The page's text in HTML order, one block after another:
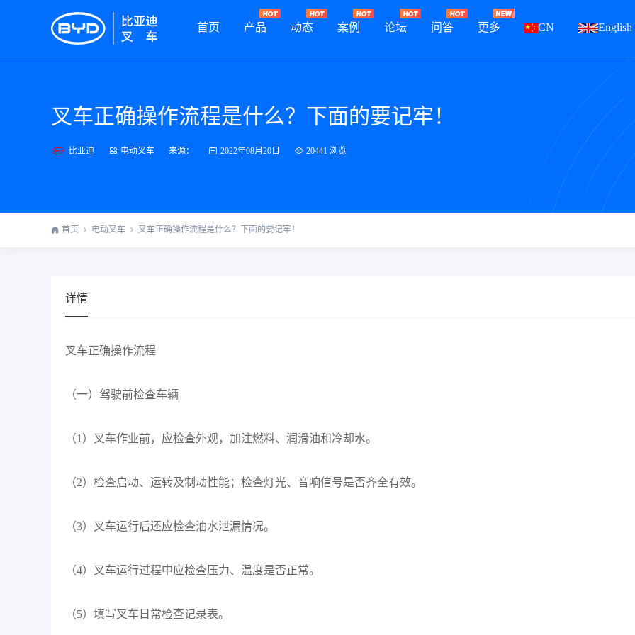
首页 产品 动态 案例 论坛 问答 更多 CN English
叉车正确操作流程是什么？下面的要记牢！
比亚迪 电动叉车 来源： 2022年08月20日 20441 浏览
首页 电动叉车 叉车正确操作流程是什么？下面的要记牢！
详情
叉车正确操作流程
（一）驾驶前检查车辆
（1）叉车作业前，应检查外观，加注燃料、润滑油和冷却水。
（2）检查启动、运转及制动性能；检查灯光、音响信号是否齐全有效。
（3）叉车运行后还应检查油水泄漏情况。
（4）叉车运行过程中应检查压力、温度是否正常。
（5）填写叉车日常检查记录表。